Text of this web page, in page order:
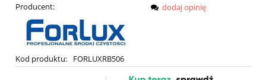
Producent:
Kod produktu: FORLUXRB506
dodaj opinię